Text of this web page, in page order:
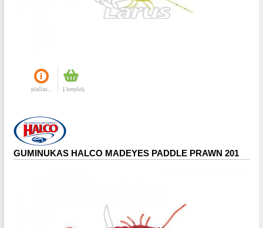
plačiau... Į krepšelį
GUMINUKAS HALCO MADEYES PADDLE PRAWN 201